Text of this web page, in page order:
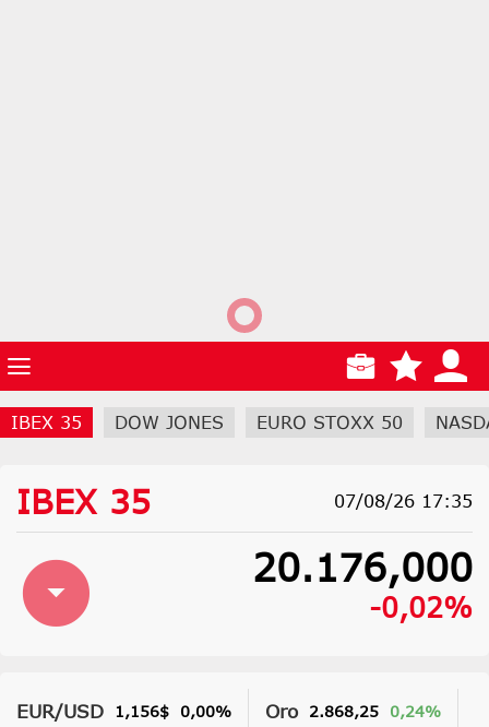
IBEX 35 DOW JONES EURO STOXX 50
IBEX 35 07/08/26 17:35
20.176,000
-0,02%
EUR/USD 1,156$ 0,00% Oro 2.868,25 0,24%